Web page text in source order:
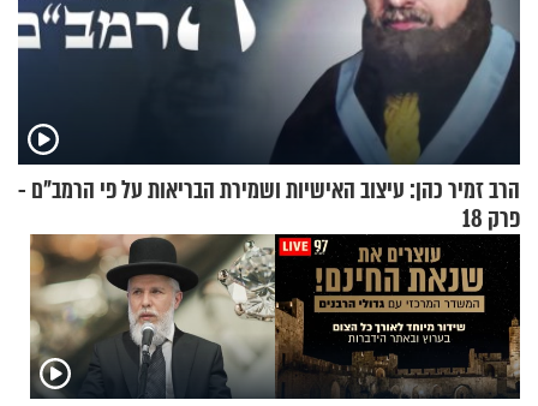
הרב זמיר כהן: עיצוב האישיות ושמירת הבריאות על פי הרמב"ם -
פרק 18